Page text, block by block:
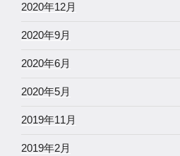
2020年12月
2020年9月
2020年6月
2020年5月
2019年11月
2019年2月